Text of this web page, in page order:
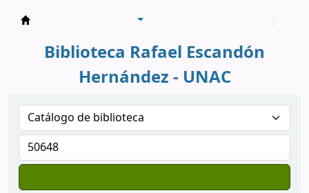
Biblioteca Rafael Escandón
Hernández - UNAC